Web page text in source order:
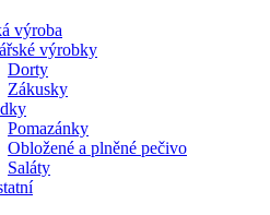
výroba
výrobky
Dorty
Zákusky
Pomazánky
Obložené a plněné pečivo
Saláty